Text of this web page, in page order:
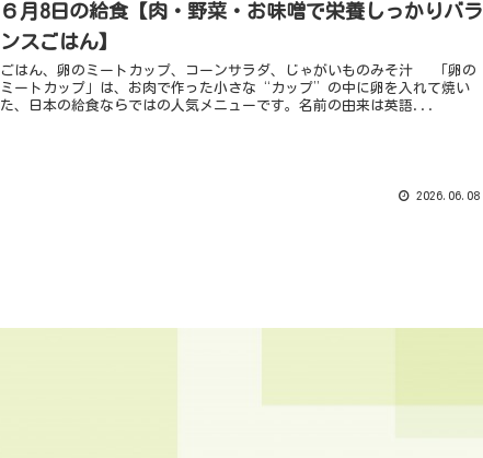
６月8日の給食【肉・野菜・お味噌で栄養しっかりバラ
ンスごはん】
ごはん、卵のミートカップ、コーンサラダ、じゃがいものみそ汁 「卵の
ミートカップ」は、お肉で作った小さな“カップ”の中に卵を入れて焼い
た、日本の給食ならではの人気メニューです。名前の由来は英語...
2026.06.08